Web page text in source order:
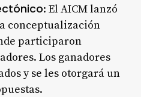
: El AICM lanzó
conceptualización
participaron
Los ganadores
y se les otorgará un